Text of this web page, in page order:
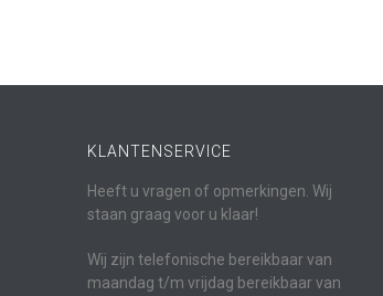
KLANTENSERVICE
Heeft u vragen of opmerkingen. Wij
staan graag voor u klaar!
Wij zijn telefonische bereikbaar van
maandag t/m vrijdag bereikbaar van